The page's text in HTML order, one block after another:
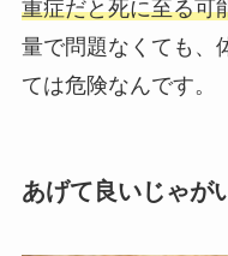
重症だと死に至る可
量で問題なくても、
ては危険なんです。
あげて良いじゃが